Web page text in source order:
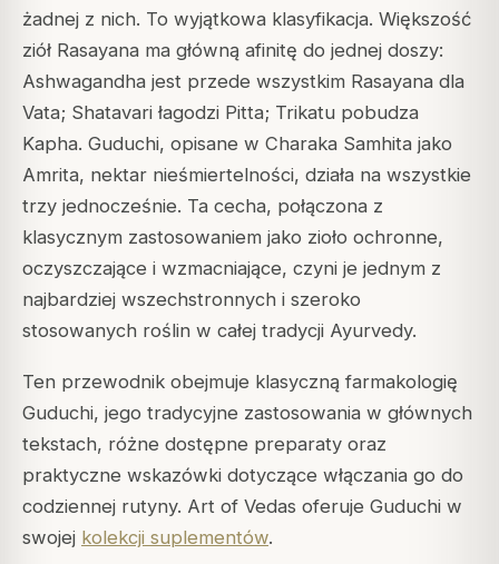
żadnej z nich. To wyjątkowa klasyfikacja. Większość
ziół Rasayana ma główną afinitę do jednej doszy:
Ashwagandha jest przede wszystkim Rasayana dla
Vata; Shatavari łagodzi Pitta; Trikatu pobudza
Kapha. Guduchi, opisane w Charaka Samhita jako
Amrita, nektar nieśmiertelności, działa na wszystkie
trzy jednocześnie. Ta cecha, połączona z
klasycznym zastosowaniem jako zioło ochronne,
oczyszczające i wzmacniające, czyni je jednym z
najbardziej wszechstronnych i szeroko
stosowanych roślin w całej tradycji Ayurvedy.
Ten przewodnik obejmuje klasyczną farmakologię
Guduchi, jego tradycyjne zastosowania w głównych
tekstach, różne dostępne preparaty oraz
praktyczne wskazówki dotyczące włączania go do
codziennej rutyny. Art of Vedas oferuje Guduchi w
swojej kolekcji suplementów.